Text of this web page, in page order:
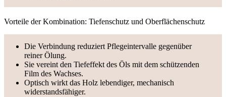
Vorteile der Kombination: Tiefenschutz und Oberflächenschutz
Die Verbindung reduziert Pflegeintervalle gegenüber
reiner Ölung.
Sie vereint den Tiefeffekt des Öls mit dem schützenden
Film des Wachses.
Optisch wirkt das Holz lebendiger, mechanisch
widerstandsfähiger.